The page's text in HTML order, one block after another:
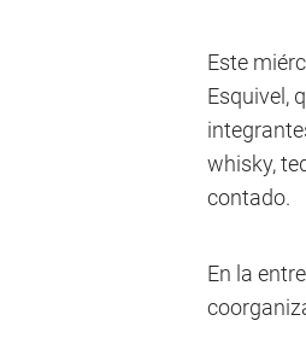
Este
Esquivel,
whisky,
contado.
En la